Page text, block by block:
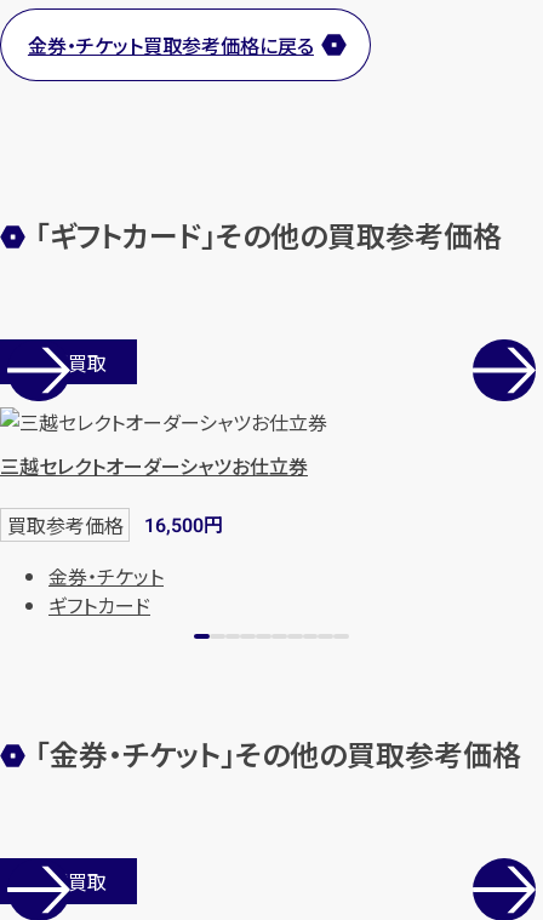
まずはお電話で無料査定
【総合受付】24時間・年中無休(年末年
金券・チケット買取参考価格に戻る
「ギフトカード」その他の買取参考価格
店舗買取
三越セレクトオーダーシャツお仕立券
買取参考価格 16,500円
金券・チケット
ギフトカード
「金券・チケット」その他の買取参考価格
店舗買取